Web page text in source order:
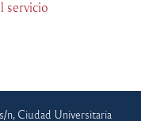
servicio
n, Ciudad Universitaria